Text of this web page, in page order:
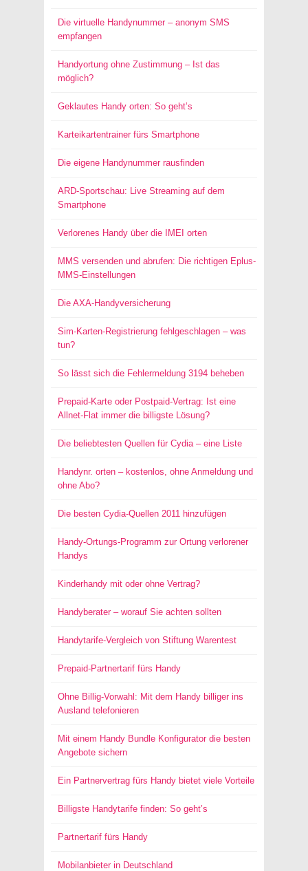
Die virtuelle Handynummer – anonym SMS
empfangen
Handyortung ohne Zustimmung – Ist das
möglich?
Geklautes Handy orten: So geht’s
Karteikartentrainer fürs Smartphone
Die eigene Handynummer rausfinden
ARD-Sportschau: Live Streaming auf dem
Smartphone
Verlorenes Handy über die IMEI orten
MMS versenden und abrufen: Die richtigen Eplus-
MMS-Einstellungen
Die AXA-Handyversicherung
Sim-Karten-Registrierung fehlgeschlagen – was
tun?
So lässt sich die Fehlermeldung 3194 beheben
Prepaid-Karte oder Postpaid-Vertrag: Ist eine
Allnet-Flat immer die billigste Lösung?
Die beliebtesten Quellen für Cydia – eine Liste
Handynr. orten – kostenlos, ohne Anmeldung und
ohne Abo?
Die besten Cydia-Quellen 2011 hinzufügen
Handy-Ortungs-Programm zur Ortung verlorener
Handys
Kinderhandy mit oder ohne Vertrag?
Handyberater – worauf Sie achten sollten
Handytarife-Vergleich von Stiftung Warentest
Prepaid-Partnertarif fürs Handy
Ohne Billig-Vorwahl: Mit dem Handy billiger ins
Ausland telefonieren
Mit einem Handy Bundle Konfigurator die besten
Angebote sichern
Ein Partnervertrag fürs Handy bietet viele Vorteile
Billigste Handytarife finden: So geht’s
Partnertarif fürs Handy
Mobilanbieter in Deutschland